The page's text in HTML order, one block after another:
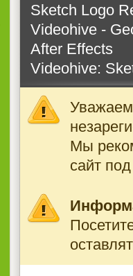
Sketch Logo
Videohive -
After Effects
Videohive:
Мы
сайт